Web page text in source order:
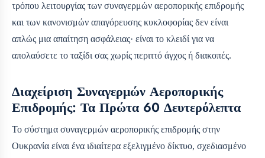
τρόπου λειτουργίας των συναγερμών αεροπορικής επιδρομής
και των κανονισμών απαγόρευσης κυκλοφορίας δεν είναι
απλώς μια απαίτηση ασφάλειας· είναι το κλειδί για να
απολαύσετε το ταξίδι σας χωρίς περιττό άγχος ή διακοπές.
Διαχείριση Συναγερμών Αεροπορικής
Επιδρομής: Τα Πρώτα 60 Δευτερόλεπτα
Το σύστημα συναγερμών αεροπορικής επιδρομής στην
Ουκρανία είναι ένα ιδιαίτερα εξελιγμένο δίκτυο, σχεδιασμένο